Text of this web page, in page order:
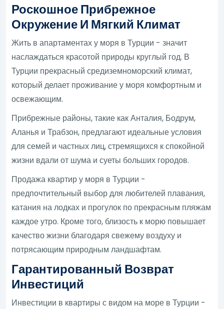
Роскошное Прибрежное
Окружение И Мягкий Климат
Жить в апартаментах у моря в Турции - значит
наслаждаться красотой природы круглый год. В
Турции прекрасный средиземноморский климат,
который делает проживание у моря комфортным и
освежающим.
Прибрежные районы, такие как Анталия, Бодрум,
Аланья и Трабзон, предлагают идеальные условия
для семей и частных лиц, стремящихся к спокойной
жизни вдали от шума и суеты больших городов.
Продажа квартир у моря в Турции -
предпочтительный выбор для любителей плавания,
катания на лодках и прогулок по прекрасным пляжам
каждое утро. Кроме того, близость к морю повышает
качество жизни благодаря свежему воздуху и
потрясающим природным ландшафтам.
Гарантированный Возврат
Инвестиций
Инвестиции в квартиры с видом на море в Турции -